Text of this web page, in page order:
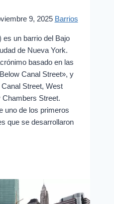
9, 2025 Barrios
es un barrio del Bajo
de Nueva York.
basado en las
Canal Street», y
Street, West
Street.
uno de los primeros
que se desarrollaron